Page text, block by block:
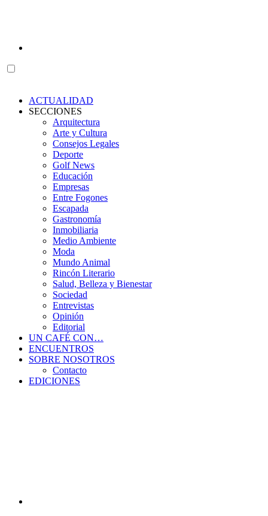
ACTUALIDAD
SECCIONES
Arquitectura
Arte y Cultura
Consejos Legales
Deporte
Golf News
Educación
Empresas
Entre Fogones
Escapada
Gastronomía
Inmobiliaria
Medio Ambiente
Moda
Mundo Animal
Rincón Literario
Salud, Belleza y Bienestar
Sociedad
Entrevistas
Opinión
Editorial
UN CAFÉ CON…
ENCUENTROS
SOBRE NOSOTROS
Contacto
EDICIONES